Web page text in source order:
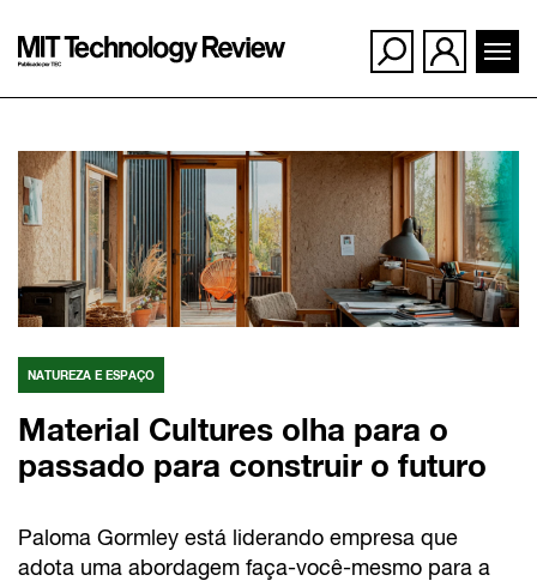
para
conteúdo
NATUREZA E ESPAÇO
Material Cultures olha para o
passado para construir o futuro
Paloma Gormley está liderando empresa que
adota uma abordagem faça-você-mesmo para a